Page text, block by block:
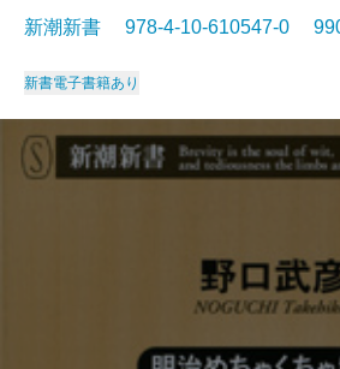
新潮新書 978-4-10-610547-0
新書電子書籍あり